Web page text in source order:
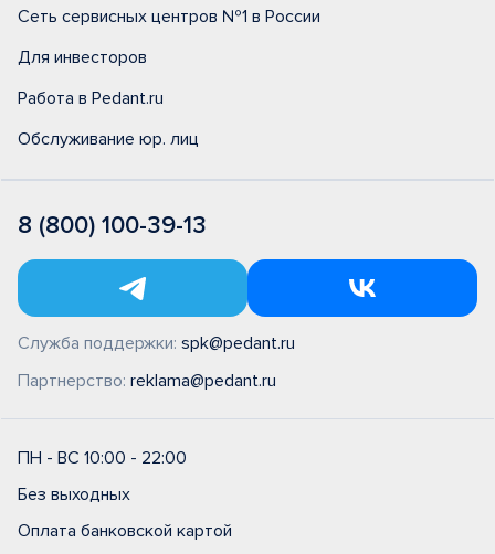
Сеть сервисных центров №1 в России
Для инвесторов
Работа в Pedant.ru
Обслуживание юр. лиц
8 (800) 100-39-13
Служба поддержки: spk@pedant.ru
Партнерство: reklama@pedant.ru
ПН - ВС 10:00 - 22:00
Без выходных
Оплата банковской картой